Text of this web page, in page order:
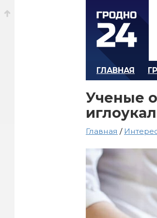
ГЛАВНАЯ
Ученые
Главная /